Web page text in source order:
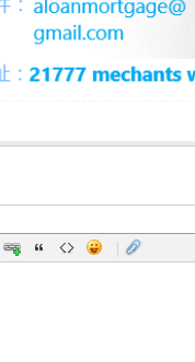
|